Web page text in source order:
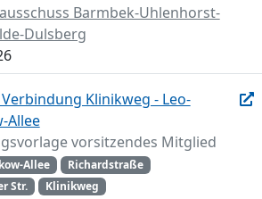
Barmbek-Uhlenhorst-
Dulsberg
Klinikweg - Leo-
Allee
vorsitzendes Mitglied
Allee
Richardstraße
Str.
Klinikweg